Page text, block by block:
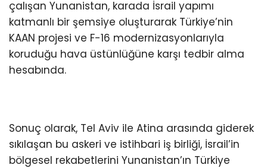
çalışan Yunanistan, karada İsrail yapımı
katmanlı bir şemsiye oluşturarak Türkiye’nin
KAAN projesi ve F-16 modernizasyonlarıyla
koruduğu hava üstünlüğüne karşı tedbir alma
hesabında.
Sonuç olarak, Tel Aviv ile Atina arasında giderek
sıkılaşan bu askeri ve istihbari iş birliği, İsrail’in
bölgesel rekabetlerini Yunanistan’ın Türkiye